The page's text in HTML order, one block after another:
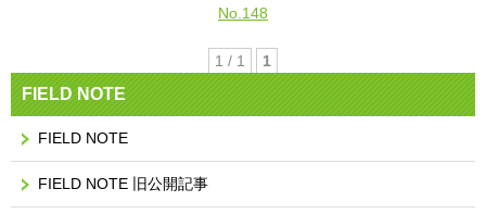
No.148
1 / 1 1
FIELD NOTE
FIELD NOTE
FIELD NOTE 旧公開記事